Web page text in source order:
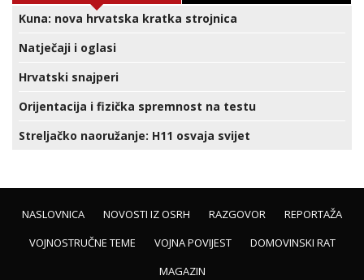
Kuna: nova hrvatska kratka strojnica
Natječaji i oglasi
Hrvatski snajperi
Orijentacija i fizička spremnost na testu
Streljačko naoružanje: H11 osvaja svijet
NASLOVNICA NOVOSTI IZ OSRH RAZGOVOR
REPORTAŽA
VOJNOSTRUČNE TEME
VOJNA POVIJEST
DOMOVINSKI RAT
MAGAZIN